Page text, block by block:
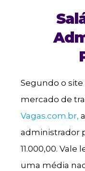
Segundo o
mercado de
Vagas.com.br,
administrador
11.000,00.
uma média